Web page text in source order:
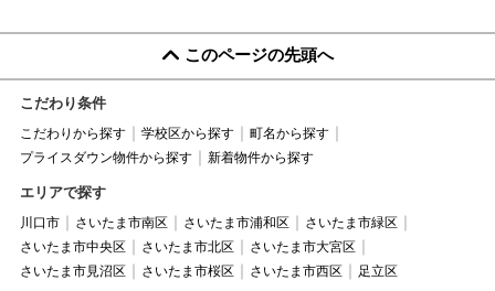
このページの先頭へ
こだわり条件
こだわりから探す 学校区から探す
町名から探す
プライスダウン物件から探す
新着物件から探す
エリアで探す
川口市 さいたま市南区 さいたま市浦和区
さいたま市緑区
さいたま市中央区
さいたま市北区
さいたま市大宮区
さいたま市見沼区
さいたま市桜区 さいたま市西区 足立区